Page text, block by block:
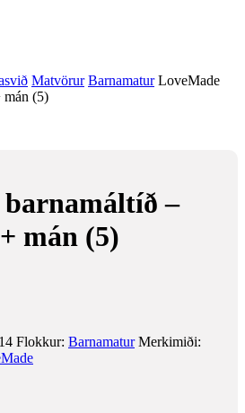
Matvörur Barnamatur LoveMade
mán (5)
–
mán (5)
Flokkur: Barnamatur Merkimiði: